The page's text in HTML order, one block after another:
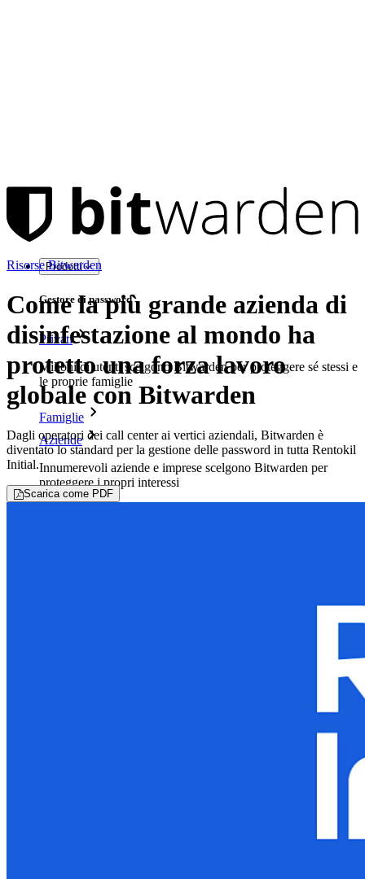
Prodotti
Gestore di password
Privati
Milioni di utenti scelgono Bitwarden per proteggere sé stessi e
le proprie famiglie
Famiglie
Aziende
Innumerevoli aziende e imprese scelgono Bitwarden per
proteggere i propri interessi
Risorse Bitwarden
Come la più grande azienda di
disinfestazione al mondo ha
protetto una forza lavoro
globale con Bitwarden
Dagli operatori dei call center ai vertici aziendali, Bitwarden è
diventato lo standard per la gestione delle password in tutta Rentokil
Initial.
Scarica come PDF